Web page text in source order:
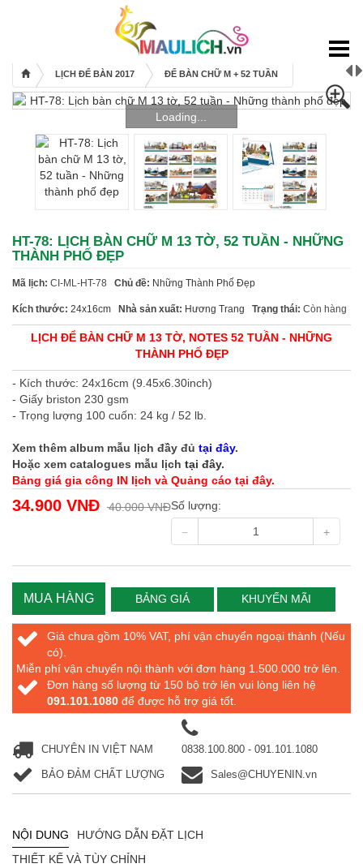
Lịch để bàn 2017
Lịch Treo Tường 2017
Bìa + Bloc 2017
Lịch Độc Quyền
Bao Lì Xì
Sổ Tay
Khuyến mãi
LỊCH ĐỂ BÀN 2017 ĐỂ BÀN CHỮ M + 52 TUẦN
Loading...
HT-78: LỊCH BÀN CHỮ M 13 TỜ, 52 TUẦN - NHỮNG
THÀNH PHỐ ĐẸP
Mã lịch: CI-ML-HT-78 Chủ đề: Những Thành Phố Đẹp
Kích thước: 24x16cm Nhà sản xuất: Hương Trang Trạng thái: Còn hàng
LỊCH ĐỂ BÀN CHỮ M 13 TỜ, NOTES 52 TUẦN - NHỮNG
THÀNH PHỐ ĐẸP
- Kích thước: 24x16cm (9.45x6.30inch)
- Giấy briston 230 gsm
- Trọng lượng 100 cuốn: 24 kg / 52 lb.
Xem thêm album mẫu lịch đầy đủ tại đây.
Hoặc xem catalogues mẫu lịch tại đây.
Bảng giá gia công IN lịch và Quảng cáo tại đây.
34.900 VNĐ 40.000 VNĐSố lượng:
MUA HÀNG BẢNG GIÁ KHUYẾN MÃI
Giá chưa gồm 10% VAT, phí vận chuyển ngoại thành (Nếu
có).
Miễn phí vận chuyển nội thành với đơn hàng 1.500.000 trở lên.
Đơn hàng số lượng từ 150 bộ trở lên vui lòng liên hệ
091.101.1080 để được hỗ trợ giá tốt.
CHUYÊN IN VIỆT NAM 0838.100.800 - 091.101.1080
BẢO ĐẢM CHẤT LƯỢNG Sales@CHUYENIN.vn
NỘI DUNG
HƯỚNG DẪN ĐẶT LỊCH
THIẾT KẾ VÀ TÙY CHỈNH